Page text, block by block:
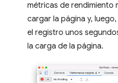
métricas de rendimiento
cargar la página y,
el registro unos
la carga de la página.